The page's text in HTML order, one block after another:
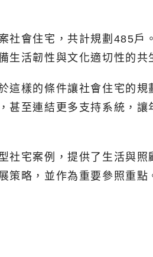
社會住宅，共計規劃485戶
活韌性與文化適切性的共
樣的條件讓社會住宅的規
甚至連結更多支持系統，讓
社宅案例，提供了生活與照
策略，並作為重要參照重點